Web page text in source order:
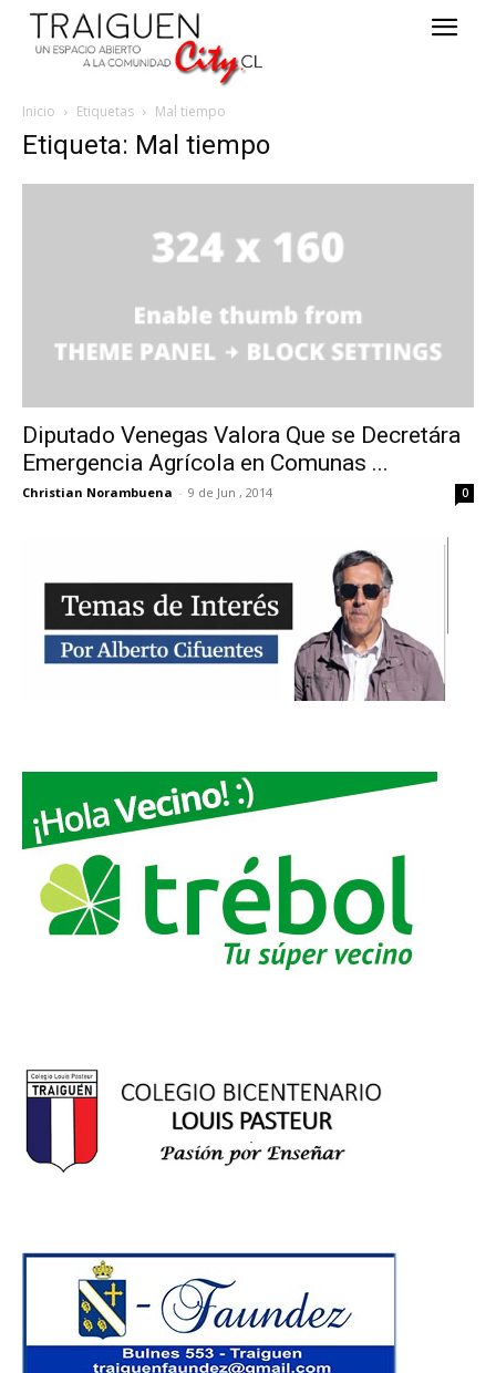
Inicio Etiquetas Mal tiempo
Etiqueta: Mal tiempo
Diputado Venegas Valora Que se Decretára
Emergencia Agrícola en Comunas ...
Christian Norambuena - 9 de Jun , 2014 0